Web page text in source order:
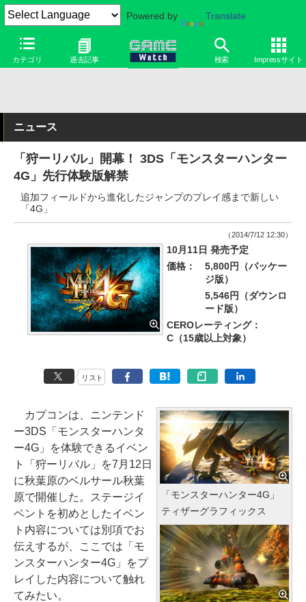
Powered by Translate
カテゴリ 過去記事 検索 Impressサイト
ニュース
「狩ーリバル」開幕！ 3DS「モンスターハンター
4G」先行体験版解禁
追加フィールドから進化したジャンプのプレイ感まで新しい
「4G」
（2014/7/12 12:30）
10月11日 発売予定
価格：
5,800円（パッケー
ジ版）
5,546円（ダウンロ
ード版）
CEROレーティング：
C（15歳以上対象）
リスト
「モンスターハンター4G」
ティザーグラフィックス
カプコンは、ニンテンド
ー3DS「モンスターハンタ
ー4G」を体験できるイベン
ト「狩ーリバル」を7月12日
に秋葉原のベルサール秋葉
原で開催した。ステージイ
ベントを初めとしたイベン
ト内容については別項でお
伝えするが、ここでは「モ
ンスターハンター4G」をプ
レイした内容について触れ
てみたい。